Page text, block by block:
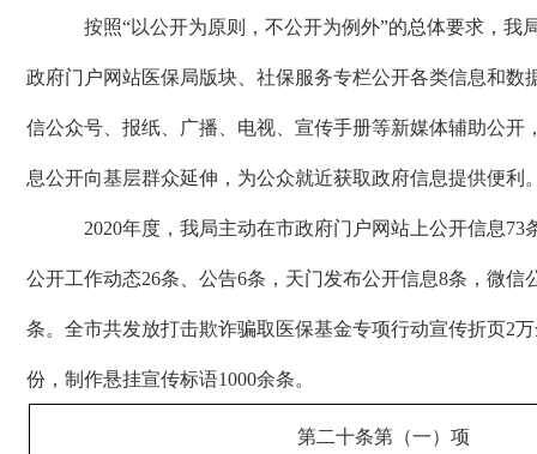
按照“以公开为原则，不公开为例外”的总体要求，我
政府门户网站医保局版块、社保服务专栏公开各类信息和数
信公众号、报纸、广播、电视、宣传手册等新媒体辅助公开
息公开向基层群众延伸，为公众就近获取政府信息提供便利
2020年度，我局主动在市政府门户网站上公开信息73
公开工作动态26条、公告6条，天门发布公开信息8条，微信
条。全市共发放打击欺诈骗取医保基金专项行动宣传折页2
份，制作悬挂宣传标语1000余条。
第二十条第（一）项